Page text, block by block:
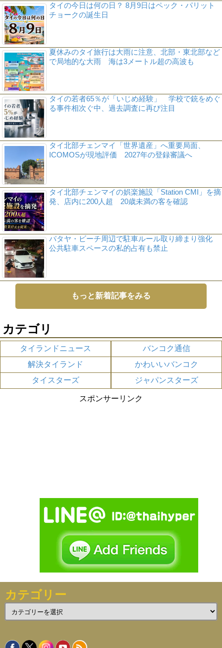
タイの今日は何の日？ 8月9日はペック・パリット
チョークの誕生日
夏休みのタイ旅行は大雨に注意、北部・東北部など
で局地的な大雨 海は3メートル超の高波も
タイの若者65％が「いじめ経験」 学校で銃をめぐ
る事件相次ぐ中、過去調査に再び注目
タイ北部チェンマイ「世界遺産」へ重要局面、
ICOMOSが現地評価 2027年の登録審議へ
タイ北部チェンマイの娯楽施設「Station CMI」を摘
発、店内に200人超 20歳未満の客を確認
パタヤ・ビーチ周辺で駐車ルール取り締まり強化
公共駐車スペースの私的占有も禁止
もっと新着記事をみる
カテゴリ
タイランドニュース
バンコク通信
解決タイランド
かわいいバンコク
タイスターズ
ジャパンスターズ
スポンサーリンク
カテゴリー
テ
リ